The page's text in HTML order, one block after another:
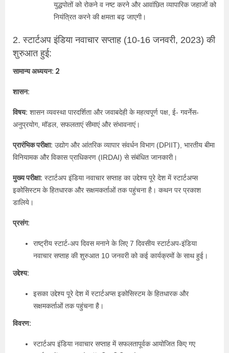
युद्धपोतों को रोकने व नष्ट करने और आवांछित व्यापारिक जहाजों को
नियंत्रित करने की क्षमता बढ़ जाएगी।
2. स्टार्टअप इंडिया नवाचार सप्ताह (10-16 जनवरी, 2023) की
शुरुआत हुई:
सामान्य अध्ययन: 2
शासन:
विषय: शासन व्यवस्था पारदर्शिता और जवाबदेही के महत्वपूर्ण पक्ष, ई- गवर्नेस-
अनुप्रयोग, मॉडल, सफलताएं सीमाएं और संभावनाएं।
प्रारंभिक परीक्षा: उद्योग और आंतरिक व्यापार संवर्धन विभाग (DPIIT), भारतीय बीमा
विनियामक और विकास प्राधिकरण (IRDAI) से संबंधित जानकारी।
मुख्य परीक्षा: स्टार्टअप इंडिया नवाचार सप्ताह का उद्देश्य पूरे देश में स्टार्टअप्स
इकोसिस्टम के हितधारक और सक्षमकर्ताओं तक पहुंचना है। कथन पर प्रकाश
डालिये।
प्रसंग:
राष्ट्रीय स्टार्ट-अप दिवस मनाने के लिए 7 दिवसीय स्टार्टअप-इंडिया
नवाचार सप्ताह की शुरुआत 10 जनवरी को कई कार्यक्रमों के साथ हुई।
उद्देश्य:
इसका उद्देश्य पूरे देश में स्टार्टअप्स इकोसिस्टम के हितधारक और
सक्षमकर्ताओं तक पहुंचना है।
विवरण:
स्टार्टअप इंडिया नवाचार सप्ताह में सफलतापूर्वक आयोजित किए गए